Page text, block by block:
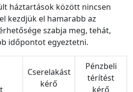
háztartások között nincsen
kezdjük el hamarabb az
szabja meg, tehát,
időpontot egyeztetni.
Cserelakást
kérő
Pénzbeli
térítést
kérő